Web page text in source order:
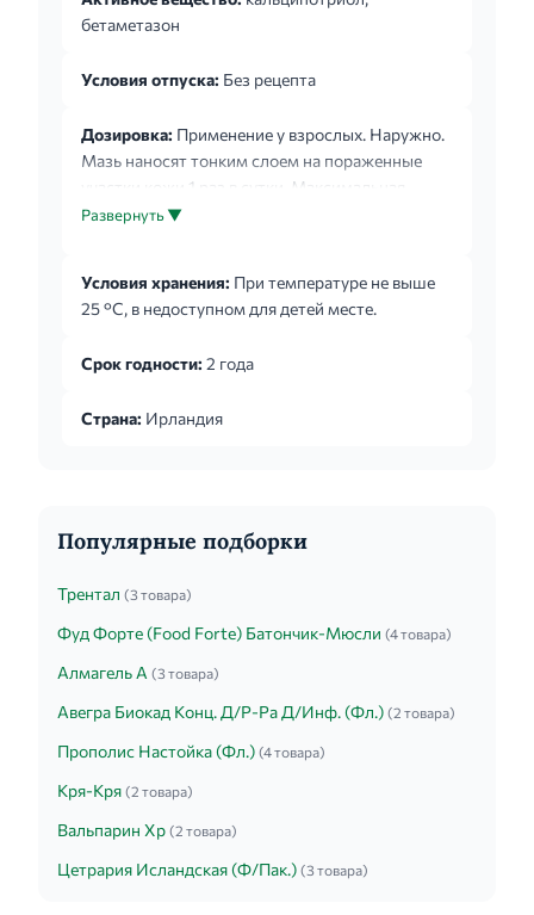
бетаметазон
Условия отпуска: Без рецепта
Дозировка: Применение у взрослых. Наружно.
Мазь наносят тонким слоем на пораженные
участки кожи 1 раз в сутки. Максимальная
недельная доза не должна превышать 100 г.
Дайвобета у детей отсутствует.
Развернуть ▼
Условия хранения: При температуре не выше
25 °C, в недоступном для детей месте.
Срок годности: 2 года
Страна: Ирландия
Популярные подборки
Трентал (3 товара)
Фуд Форте (Food Forte) Батончик-Мюсли (4 товара)
Алмагель А (3 товара)
Авегра Биокад Конц. Д/Р-Ра Д/Инф. (Фл.) (2 товара)
Прополис Настойка (Фл.) (4 товара)
Кря-Кря (2 товара)
Вальпарин Хр (2 товара)
Цетрария Исландская (Ф/Пак.) (3 товара)